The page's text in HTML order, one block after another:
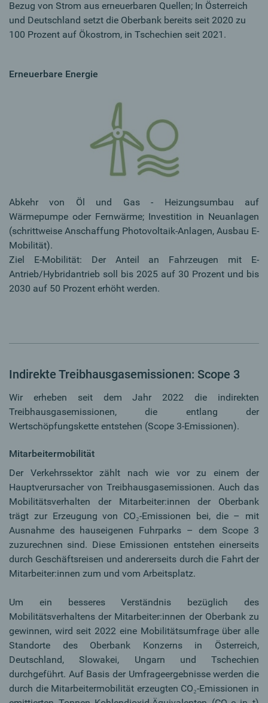
Bezug von Strom aus erneuerbaren Quellen; In Österreich
und Deutschland setzt die Oberbank bereits seit 2020 zu
100 Prozent auf Ökostrom, in Tschechien seit 2021.
Erneuerbare Energie
Abkehr von Öl und Gas - Heizungsumbau auf
Wärmepumpe oder Fernwärme; Investition in Neuanlagen
(schrittweise Anschaffung Photovoltaik-Anlagen, Ausbau E-
Mobilität).
Ziel E-Mobilität: Der Anteil an Fahrzeugen mit E-
Antrieb/Hybridantrieb soll bis 2025 auf 30 Prozent und bis
2030 auf 50 Prozent erhöht werden.
Indirekte Treibhausgasemissionen: Scope 3
Wir erheben seit dem Jahr 2022 die indirekten
Treibhausgasemissionen, die entlang der
Wertschöpfungskette entstehen (Scope 3-Emissionen).
Mitarbeitermobilität
Der Verkehrssektor zählt nach wie vor zu einem der
Hauptverursacher von Treibhausgasemissionen. Auch das
Mobilitätsverhalten der Mitarbeiter:innen der Oberbank
trägt zur Erzeugung von CO₂-Emissionen bei, die – mit
Ausnahme des hauseigenen Fuhrparks – dem Scope 3
zuzurechnen sind. Diese Emissionen entstehen einerseits
durch Geschäftsreisen und andererseits durch die Fahrt der
Mitarbeiter:innen zum und vom Arbeitsplatz.
Um ein besseres Verständnis bezüglich des
Mobilitätsverhaltens der Mitarbeiter:innen der Oberbank zu
gewinnen, wird seit 2022 eine Mobilitätsumfrage über alle
Standorte des Oberbank Konzerns in Österreich,
Deutschland, Slowakei, Ungarn und Tschechien
durchgeführt. Auf Basis der Umfrageergebnisse werden die
durch die Mitarbeitermobilität erzeugten CO₂-Emissionen in